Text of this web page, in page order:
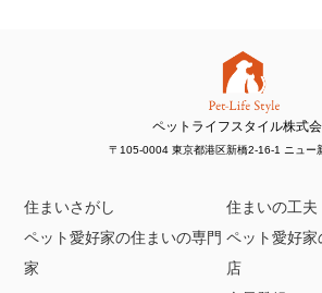
ペットライフスタイル株式
〒105-0004 東京都港区新橋2-16-1 ニュー
住まいさがし
住まいの工夫
ペット愛好家の住まいの専門
家
ペット愛好家
店